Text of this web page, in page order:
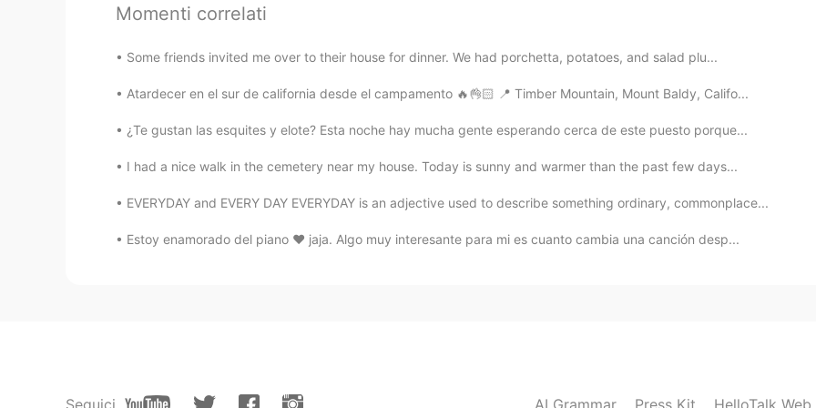
Amir
@Tita Gracias! 🙏
ES DE
Su página web es igual de interesante que esta lección. Me gustó la lectura sobre su
2020.08.03 03:49
Momenti correlati
Some friends invited me over to their house for dinner. We had porchetta, potatoes, and salad plu...
Atardecer en el sur de california desde el campamento 🔥👌🏻 📍 Timber Mountain, Mount Baldy, Califo...
¿Te gustan las esquites y elote? Esta noche hay mucha gente esperando cerca de este puesto porque...
I had a nice walk in the cemetery near my house. Today is sunny and warmer than the past few days...
EVERYDAY and EVERY DAY EVERYDAY is an adjective used to describe something ordinary, commonplace...
Estoy enamorado del piano ❤️ jaja. Algo muy interesante para mi es cuanto cambia una canción desp...
Seguici AI Grammar Press Kit HelloTalk Web